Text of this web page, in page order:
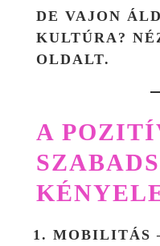
DE VAJON
KULTÚRA?
OLDALT.
A
MOBILITÁS